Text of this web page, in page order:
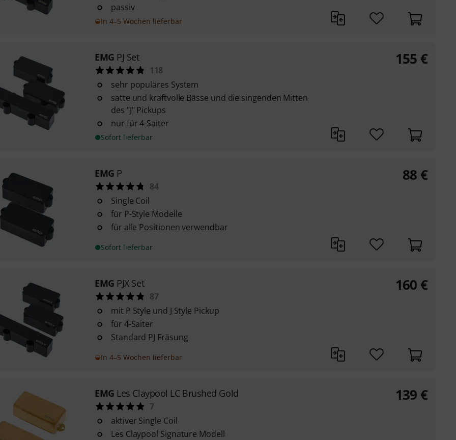
passiv
In 4–5 Wochen lieferbar
EMG PJ Set
118
sehr populäres System
satte und kraftvolle Bässe und die singenden Mitten
des "J" Pickups
nur für 4-Saiter
Sofort lieferbar
155 €
EMG P
84
Single Coil
für P-Style Modelle
für alle Positionen verwendbar
Sofort lieferbar
88 €
EMG PJX Set
87
mit P Style und J Style Pickup
für 4-Saiter
Standard PJ Fräsung
In 4–5 Wochen lieferbar
160 €
EMG Les Claypool LC Brushed Gold
7
aktiver Single Coil
Les Claypool Signature Modell
139 €